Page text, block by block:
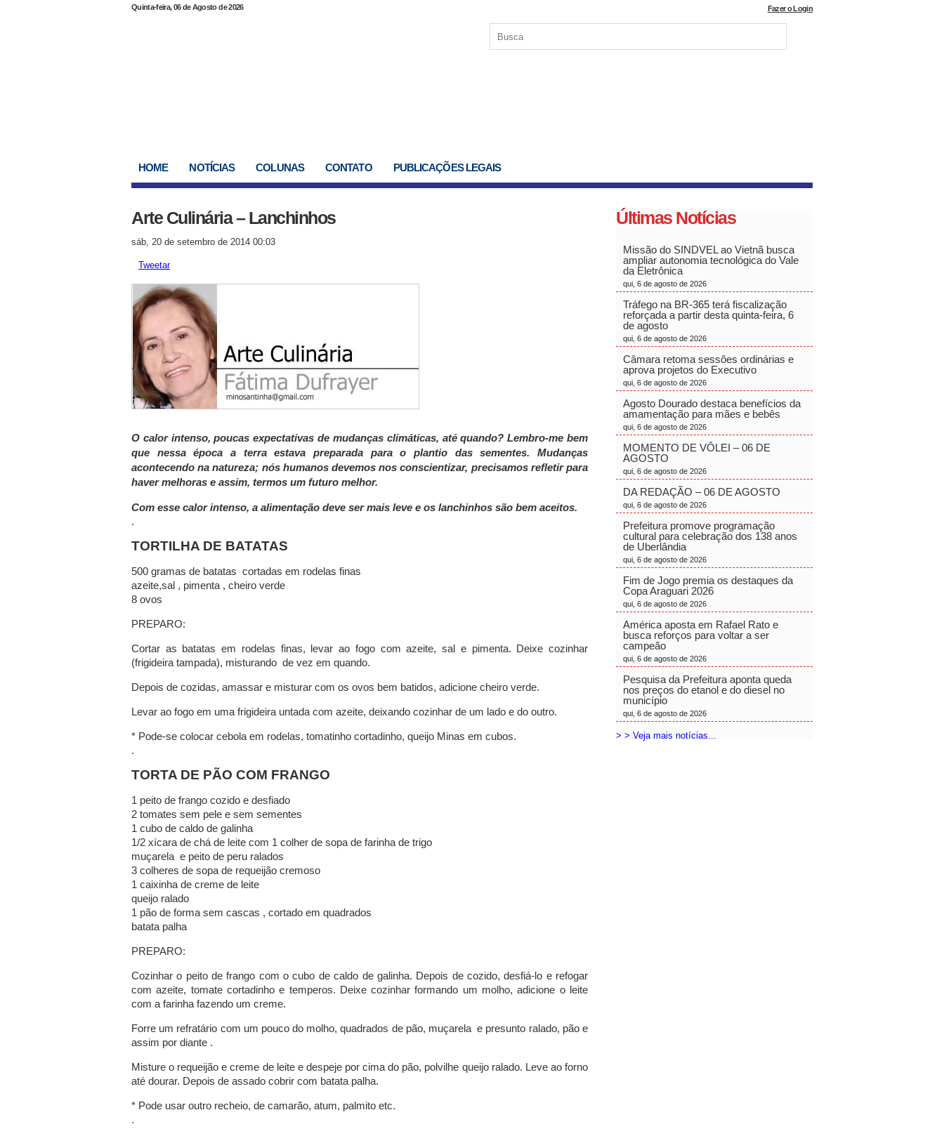
Quinta-feira, 06 de Agosto de 2026 Fazer o Login
HOME NOTÍCIAS COLUNAS CONTATO PUBLICAÇÕES LEGAIS
Arte Culinária – Lanchinhos
sáb, 20 de setembro de 2014 00:03
Tweetar
O calor intenso, poucas expectativas de mudanças climáticas, até quando? Lembro-me bem
que nessa época a terra estava preparada para o plantio das sementes. Mudanças
acontecendo na natureza; nós humanos devemos nos conscientizar, precisamos refletir para
haver melhoras e assim, termos um futuro melhor.
Com esse calor intenso, a alimentação deve ser mais leve e os lanchinhos são bem aceitos.
.
TORTILHA DE BATATAS
500 gramas de batatas cortadas em rodelas finas
azeite,sal , pimenta , cheiro verde
8 ovos
PREPARO:
Cortar as batatas em rodelas finas, levar ao fogo com azeite, sal e pimenta. Deixe cozinhar
(frigideira tampada), misturando de vez em quando.
Depois de cozidas, amassar e misturar com os ovos bem batidos, adicione cheiro verde.
Levar ao fogo em uma frigideira untada com azeite, deixando cozinhar de um lado e do outro.
* Pode-se colocar cebola em rodelas, tomatinho cortadinho, queijo Minas em cubos.
.
TORTA DE PÃO COM FRANGO
1 peito de frango cozido e desfiado
2 tomates sem pele e sem sementes
1 cubo de caldo de galinha
1/2 xícara de chá de leite com 1 colher de sopa de farinha de trigo
muçarela e peito de peru ralados
3 colheres de sopa de requeijão cremoso
1 caixinha de creme de leite
queijo ralado
1 pão de forma sem cascas , cortado em quadrados
batata palha
PREPARO:
Cozinhar o peito de frango com o cubo de caldo de galinha. Depois de cozido, desfiá-lo e refogar
com azeite, tomate cortadinho e temperos. Deixe cozinhar formando um molho, adicione o leite
com a farinha fazendo um creme.
Forre um refratário com um pouco do molho, quadrados de pão, muçarela e presunto ralado, pão e
assim por diante .
Misture o requeijão e creme de leite e despeje por cima do pão, polvilhe queijo ralado. Leve ao forno
até dourar. Depois de assado cobrir com batata palha.
* Pode usar outro recheio, de camarão, atum, palmito etc.
.
Últimas Notícias
Missão do SINDVEL ao Vietnã busca
ampliar autonomia tecnológica do Vale
da Eletrônica
qui, 6 de agosto de 2026
Tráfego na BR-365 terá fiscalização
reforçada a partir desta quinta-feira, 6
de agosto
qui, 6 de agosto de 2026
Câmara retoma sessões ordinárias e
aprova projetos do Executivo
qui, 6 de agosto de 2026
Agosto Dourado destaca benefícios da
amamentação para mães e bebês
qui, 6 de agosto de 2026
MOMENTO DE VÔLEI – 06 DE
AGOSTO
qui, 6 de agosto de 2026
DA REDAÇÃO – 06 DE AGOSTO
qui, 6 de agosto de 2026
Prefeitura promove programação
cultural para celebração dos 138 anos
de Uberlândia
qui, 6 de agosto de 2026
Fim de Jogo premia os destaques da
Copa Araguari 2026
qui, 6 de agosto de 2026
América aposta em Rafael Rato e
busca reforços para voltar a ser
campeão
qui, 6 de agosto de 2026
Pesquisa da Prefeitura aponta queda
nos preços do etanol e do diesel no
município
qui, 6 de agosto de 2026
> > Veja mais notícias...